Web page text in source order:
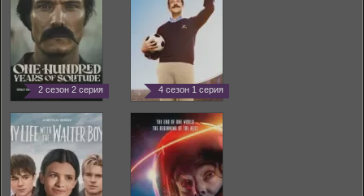
2 сезон 2 серия 4 сезон 1 серия